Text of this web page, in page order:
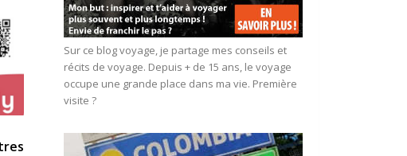
Sur ce blog voyage, je partage mes conseils et
récits de voyage. Depuis + de 15 ans, le voyage
occupe une grande place dans ma vie. Première
visite ?